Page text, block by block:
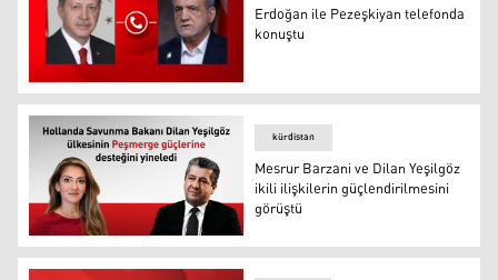
Erdoğan ile Pezeşkiyan telefonda konuştu
Erdoğan ile Pezeşkiyan telefonda
konuştu
Mesrur Barzani ve Dilan Yeşilgöz ikili ilişkilerin
kürdistan
Mesrur Barzani ve Dilan Yeşilgöz
ikili ilişkilerin güçlendirilmesini
görüştü